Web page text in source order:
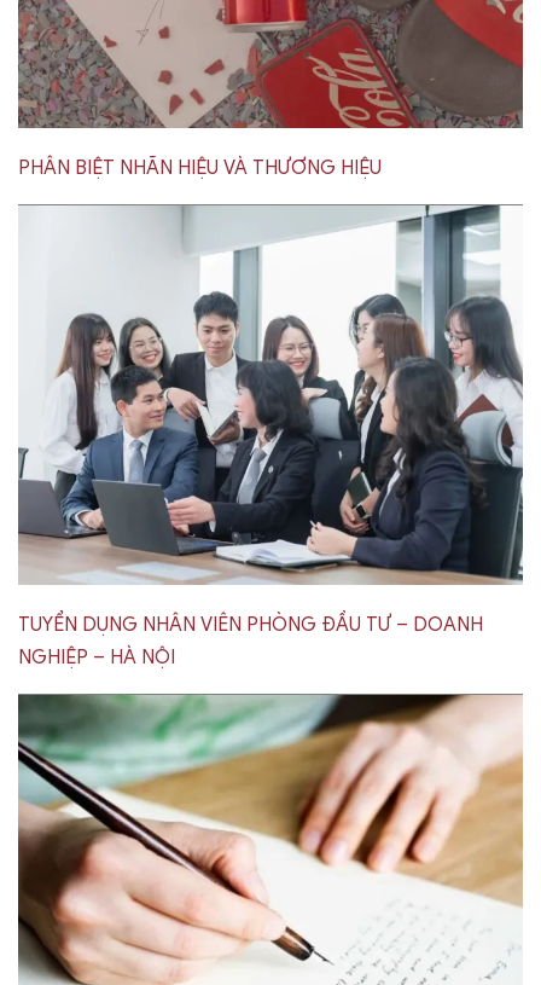
PHÂN BIỆT NHÃN HIỆU VÀ THƯƠNG HIỆU
TUYỂN DỤNG NHÂN VIÊN PHÒNG ĐẦU TƯ – DOANH
NGHIỆP – HÀ NỘI